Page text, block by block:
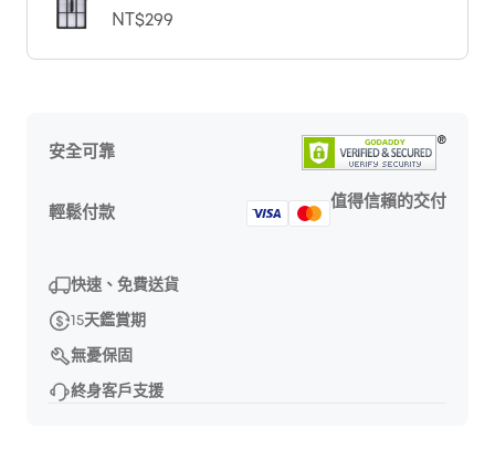
NT$299
安全可靠
輕鬆付款
值得信賴的交付
快速、免費送貨
15天鑑賞期
無憂保固
終身客戶支援